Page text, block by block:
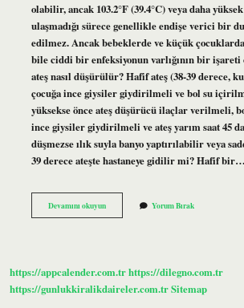
olabilir, ancak 103.2°F (39.4°C) veya daha
ulaşmadığı sürece genellikle endişe verici bir
edilmez. Ancak bebeklerde ve küçük
bile ciddi bir enfeksiyonun varlığının bir işareti
ateş nasıl düşürülür? Hafif ateş (38-39 derece,
çocuğa ince giysiler giydirilmeli ve bol su
yüksekse önce ateş düşürücü ilaçlar verilmeli,
ince giysiler giydirilmeli ve ateş yarım saat 45
düşmezse ılık suyla banyo yaptırılabilir veya
39 derece ateşte hastaneye gidilir mi? Hafif bir…
Devamını okuyun395
Ateşte
Yorum Bırak
https://appcalender.com.trhttps://dilegno.com.tr
https://gunlukkiralikdaireler.com.trSitemap